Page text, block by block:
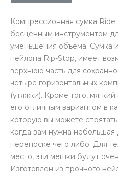
Компрессионная сумка Ride
бесценным инструментом
уменьшения объема. Сумка
нейлона Rip-Stop, имеет
верхнюю часть для
четыре горизонтальных
(утяжки). Кроме того,
его отличным вариантом в
которую вы можете
когда вам нужна
переноске чего либо. Для
место, эти мешки будут
Изготовлен из прочного